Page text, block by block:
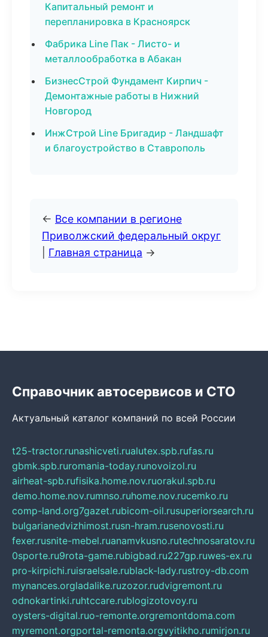
Капитальный ремонт и
перепланировка в Красноярск
Фабрика Line Пак - Листо- и
металлообработка в Абакан
БизнесСтрой Фундамент Кирпич -
Демонтажные работы в Нижний
Новгород
ИнжСтрой Line Бригадир - Ландшафт
и благоустройство в Ставрополь
← Все компании в регионе
Приволжский федеральный округ
Главная страница →
Справочник автосервисов и СТО
Актуальный каталог компаний по всей России
t25-tractor.runashicveti.rualutex.spb.rufas.ru
gbmk.spb.ruromania-today.runovoizol.ru
airheat-spb.rufisika.home.nov.ruorakul.spb.ru
demo.home.nov.rumnso.ruhome.nov.rucemko.ru
comp-land.org7gazet.rubicom-oil.rusuperiorsearch.ru
bulgarianedvizhimost.rusn-hram.rusenovosti.ru
fexer.rusnite-mebel.ruanamvkusno.rutechnosaratov.ru
0sporte.ru9rota-game.rubigbad.ru227gp.ruwes-ex.ru
pro-kirpichi.ruisraelsale.rublack-lady.rustroy-db.com
mynances.orgladalike.ruzozor.rudvigremont.ru
odnokartinki.ruhtccare.rublogizotovoy.ru
oysters-digital.ruo-remonte.orgremontdoma.com
myremont.orgportal-remonta.orgvyitikho.rumirjon.ru